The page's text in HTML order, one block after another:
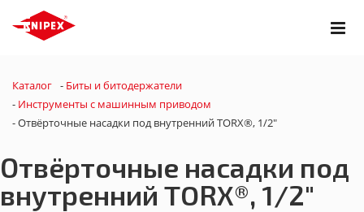
Каталог - Биты и битодержатели
- Инструменты с машинным приводом
-Отвёрточные насадки под внутренний TORX®, 1/2"
Отвёрточные насадки под
внутренний TORX®, 1/2"